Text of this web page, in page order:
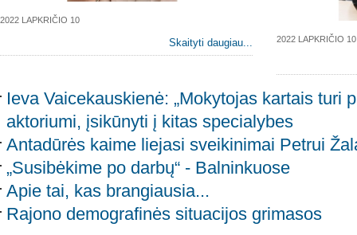
2022 LAPKRIČIO 10
Skaityti daugiau... 2022 LAPKRIČIO 10
Ieva Vaicekauskienė: „Mokytojas kartais turi
aktoriumi, įsikūnyti į kitas specialybes
Antadūrės kaime liejasi sveikinimai Petrui
„Susibėkime po darbų“ - Balninkuose
Apie tai, kas brangiausia...
Rajono demografinės situacijos grimasos